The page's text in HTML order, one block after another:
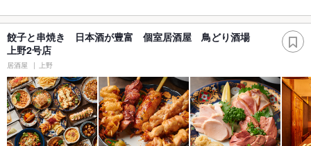
餃子と串焼き 日本酒が豊富 個室居酒屋 鳥どり酒場
上野2号店
居酒屋 上野